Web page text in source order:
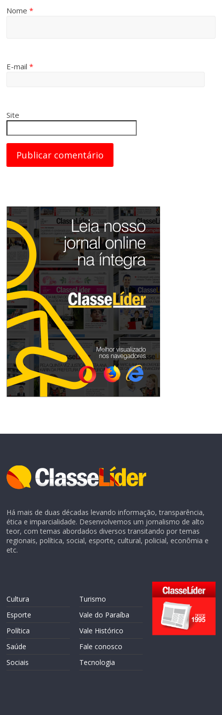
Nome*
E-mail*
Site
Há mais de duas décadas levando informação, transparência,
ética e imparcialidade. Desenvolvemos um jornalismo de alto
teor, com temas abordados diversos transitando por temas
regionais, política, social, esporte, cultural, policial, econômia e
etc.
Cultura
Esporte
Política
Saúde
Sociais
Turismo
Vale do Paraíba
Vale Histórico
Fale conosco
Tecnologia